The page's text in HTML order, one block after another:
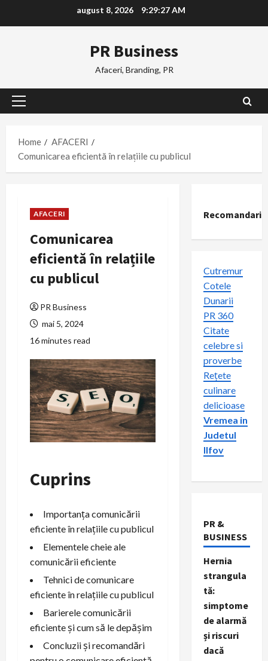
august 8, 2026 9:29:28 AM
PR Business
Afaceri, Branding, PR
Primary
Home
AFACERI
Comunicarea eficientă în relațiile cu publicul
AFACERI
Comunicarea
eficientă în relațiile
cu publicul
PR Business
mai 5, 2024
16 minutes read
Cuprins
Importanța comunicării
eficiente în relațiile cu publicul
Elementele cheie ale
comunicării eficiente
Tehnici de comunicare
eficiente în relațiile cu publicul
Barierele comunicării
eficiente și cum să le depășim
Concluzii și recomandări
Recomandari
Cutremur
Cotele
Dunarii
PR 360
Citate
celebre si
proverbe
Rețete
culinare
delicioase
Vremea in
Judetul
Ilfov
PR &
BUSINESS
Hernia
strangula
tă:
simptome
de alarmă
și riscuri
dacă